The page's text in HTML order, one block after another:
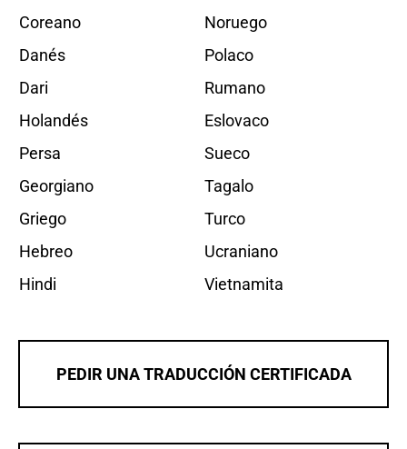
Coreano
Danés
Dari
Holandés
Persa
Georgiano
Griego
Hebreo
Hindi
Noruego
Polaco
Rumano
Eslovaco
Sueco
Tagalo
Turco
Ucraniano
Vietnamita
PEDIR UNA TRADUCCIÓN CERTIFICADA